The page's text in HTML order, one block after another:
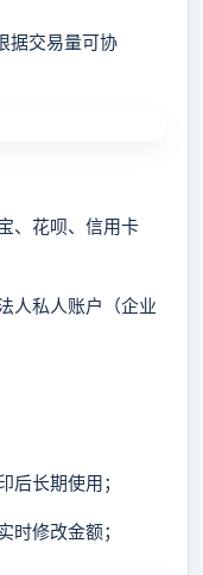
交易量可协
花呗、信用卡
私人账户（企业
长期使用；
修改金额；